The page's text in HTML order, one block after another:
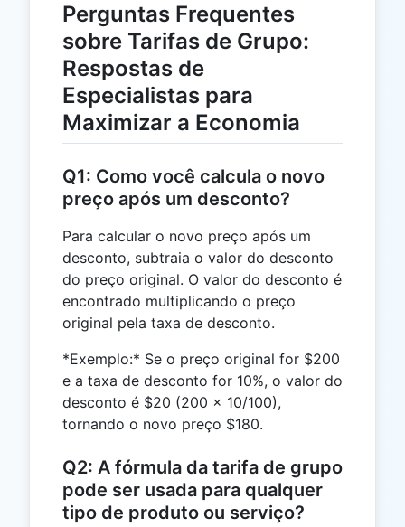
Perguntas Frequentes
sobre Tarifas de Grupo:
Respostas de
Especialistas para
Maximizar a Economia
Q1: Como você calcula o novo
preço após um desconto?
Para calcular o novo preço após um
desconto, subtraia o valor do desconto
do preço original. O valor do desconto é
encontrado multiplicando o preço
original pela taxa de desconto.
*Exemplo:* Se o preço original for $200
e a taxa de desconto for 10%, o valor do
desconto é $20 (200 × 10/100),
tornando o novo preço $180.
Q2: A fórmula da tarifa de grupo
pode ser usada para qualquer
tipo de produto ou serviço?